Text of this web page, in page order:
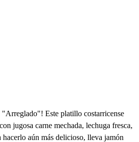
"Arreglado"! Este platillo costarricense
jugosa carne mechada, lechuga fresca,
hacerlo aún más delicioso, lleva jamón